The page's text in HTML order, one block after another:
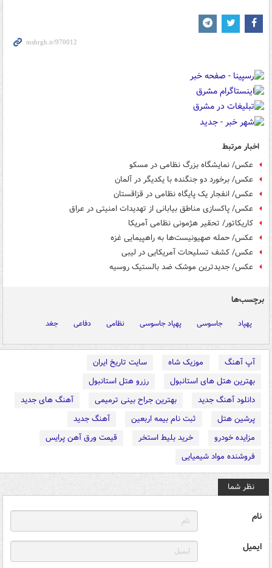
اخبار مرتبط
عکس/ نمایشگاه بزرگ نظامی در مسکو
عکس/ برخورد دو جنگنده با یکدیگر در آلمان
عکس/ انفجار یک پایگاه‌ نظامی در قزاقستان
عکس/ پاکسازی مناطق بیابانی از تهدیدات امنیتی در عراق
کاریکاتور/ تحقیر هژمونی نظامی آمریکا
عکس/ حمله صهیونیست‌ها به راهپیمایی غزه
عکس/ کشف تسلیحات آمریکایی در لیبی
عکس/ جدیدترین موشک ضد بالستیک روسیه
برچسب‌ها
پهپاد جاسوسی پهپاد جاسوسی نظامی دفاعی جغد
آپ آهنگ موزیک شاه
سایت تاریخ ایران
بهترین هتل های استانبول
رزرو هتل استانبول
دانلود آهنگ جدید
بهترین جراح بینی ترمیمی
آهنگ های جدید
پرشین هتل
ثبت نام بیمه اربعین
آهنگ جدید
مزایده خودرو
خرید بلیط استخر
قیمت ورق آهن پرایس
فروشنده مواد شیمیایی
نظر شما
نام
ایمیل